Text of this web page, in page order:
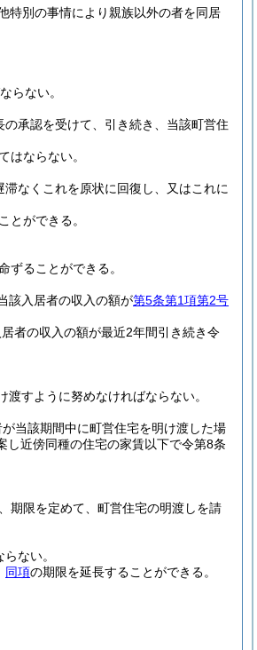
特別の事情により親族以外の者を同居
らない。
承認を受けて、引き続き、当該町営住
はならない。
なくこれを原状に回復し、又はこれに
とができる。
ることができる。
該入居者の収入の額が第5条第1項第2号
者の収入の額が最近2年間引き続き令
渡すように努めなければならない。
当該期間中に町営住宅を明け渡した場
し近傍同種の住宅の家賃以下で令第8条
期限を定めて、町営住宅の明渡しを請
ない。
同項の期限を延長することができる。